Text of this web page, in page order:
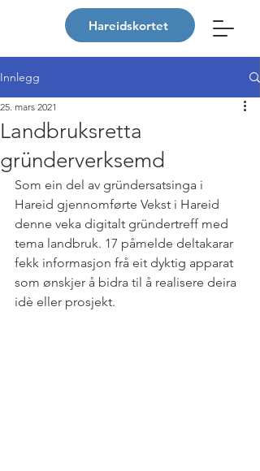
Hareidskortet
Innlegg
Landbruksretta
gründerverksemd
25. mars 2021
Som ein del av gründersatsinga i
Hareid gjennomførte Vekst i Hareid
denne veka digitalt gründertreff med
tema landbruk. 17 påmelde deltakarar
fekk informasjon frå eit dyktig apparat
som ønskjer å bidra til å realisere deira
idè eller prosjekt.